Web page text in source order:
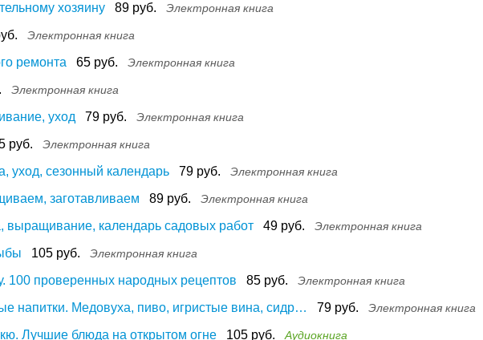
хозяину 89 руб. Электронная книга
Электронная книга
ремонта 65 руб. Электронная книга
Электронная книга
уход 79 руб. Электронная книга
руб. Электронная книга
уход, сезонный календарь 79 руб. Электронная книга
заготавливаем 89 руб. Электронная книга
выращивание, календарь садовых работ 49 руб. Электронная книга
105 руб. Электронная книга
100 проверенных народных рецептов 85 руб. Электронная книга
напитки. Медовуха, пиво, игристые вина, сидр… 79 руб. Электронная книга
Лучшие блюда на открытом огне 105 руб. Аудиокнига